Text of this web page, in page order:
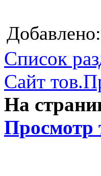
Список
Сайт
На
Просмотр